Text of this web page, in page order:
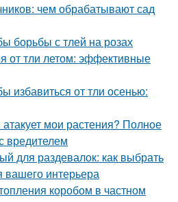
чем обрабатывают сад
борьбы с тлей на розах
от тли летом: эффективные
избавиться от тли осенью:
атакует мои растения? Полное
вредителем
для раздевалок: как выбрать
интерьера
коробом в частном